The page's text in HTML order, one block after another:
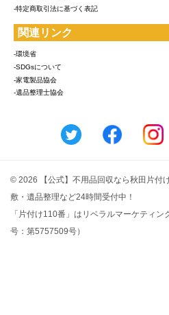
-特定商取引法に基づく表記
関連リンク
-環境省
-SDGsについて
-家電製品協会
-遺品整理士協会
© 2026 【公式】不用品回収なら秋田片付
敷・遺品整理など24時間受付中！
「片付け110番」はリベラルマーケティ
号：第5757509号）